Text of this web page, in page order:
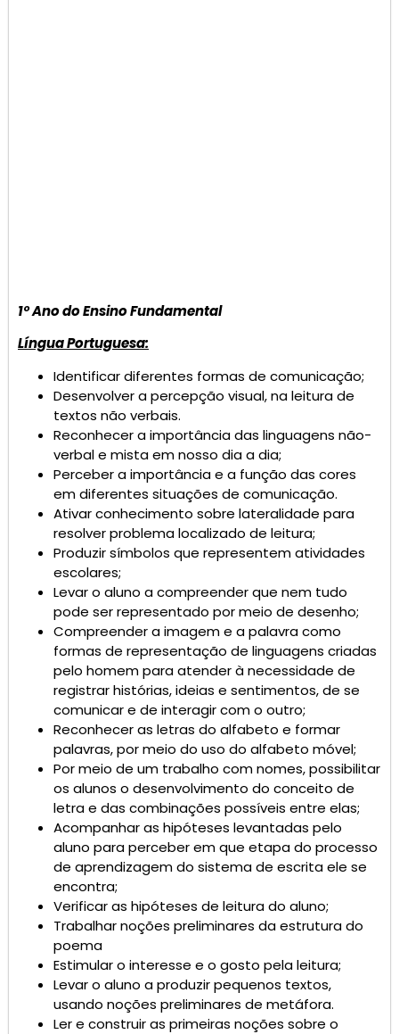
1º Ano do Ensino Fundamental
Língua Portuguesa:
Identificar diferentes formas de comunicação;
Desenvolver a percepção visual, na leitura de
textos não verbais.
Reconhecer a importância das linguagens não-
verbal e mista em nosso dia a dia;
Perceber a importância e a função das cores
em diferentes situações de comunicação.
Ativar conhecimento sobre lateralidade para
resolver problema localizado de leitura;
Produzir símbolos que representem atividades
escolares;
Levar o aluno a compreender que nem tudo
pode ser representado por meio de desenho;
Compreender a imagem e a palavra como
formas de representação de linguagens criadas
pelo homem para atender à necessidade de
registrar histórias, ideias e sentimentos, de se
comunicar e de interagir com o outro;
Reconhecer as letras do alfabeto e formar
palavras, por meio do uso do alfabeto móvel;
Por meio de um trabalho com nomes, possibilitar
os alunos o desenvolvimento do conceito de
letra e das combinações possíveis entre elas;
Acompanhar as hipóteses levantadas pelo
aluno para perceber em que etapa do processo
de aprendizagem do sistema de escrita ele se
encontra;
Verificar as hipóteses de leitura do aluno;
Trabalhar noções preliminares da estrutura do
poema
Estimular o interesse e o gosto pela leitura;
Levar o aluno a produzir pequenos textos,
usando noções preliminares de metáfora.
Ler e construir as primeiras noções sobre o